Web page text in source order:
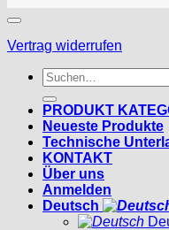
Vertrag widerrufen
Suchen
nach:
PRODUKT
Neueste Produkte
Technische
KONTAKT
Über uns
Anmelden
Deutsch